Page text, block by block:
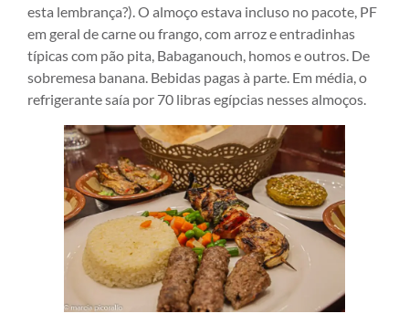
esta lembrança?). O almoço estava incluso no pacote, PF
em geral de carne ou frango, com arroz e entradinhas
típicas com pão pita, Babaganouch, homos e outros. De
sobremesa banana. Bebidas pagas à parte. Em média, o
refrigerante saía por 70 libras egípcias nesses almoços.